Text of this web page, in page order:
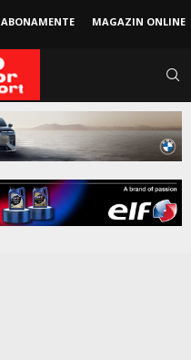
ABONAMENTE MAGAZIN ONLINE